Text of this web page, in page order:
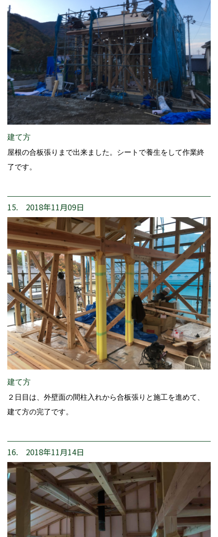
建て方
屋根の合板張りまで出来ました。シートで養生をして作業終
了です。
15. 2018年11月09日
建て方
２日目は、外壁面の間柱入れから合板張りと施工を進めて、
建て方の完了です。
16. 2018年11月14日